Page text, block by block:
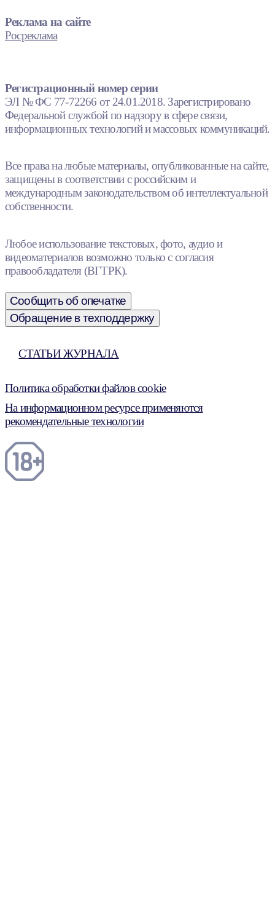
Реклама на сайте
Росреклама
Регистрационный номер серии
ЭЛ № ФС 77-72266 от 24.01.2018. Зарегистрировано
Федеральной службой по надзору в сфере связи,
информационных технологий и массовых коммуникаций.
Все права на любые материалы, опубликованные на сайте,
защищены в соответствии с российским и
международным законодательством об интеллектуальной
собственности.
Любое использование текстовых, фото, аудио и
видеоматериалов возможно только с согласия
правообладателя (ВГТРК).
Сообщить об опечатке
Обращение в техподдержку
СТАТЬИ ЖУРНАЛА
Политика обработки файлов cookie
На информационном ресурсе применяются
рекомендательные технологии